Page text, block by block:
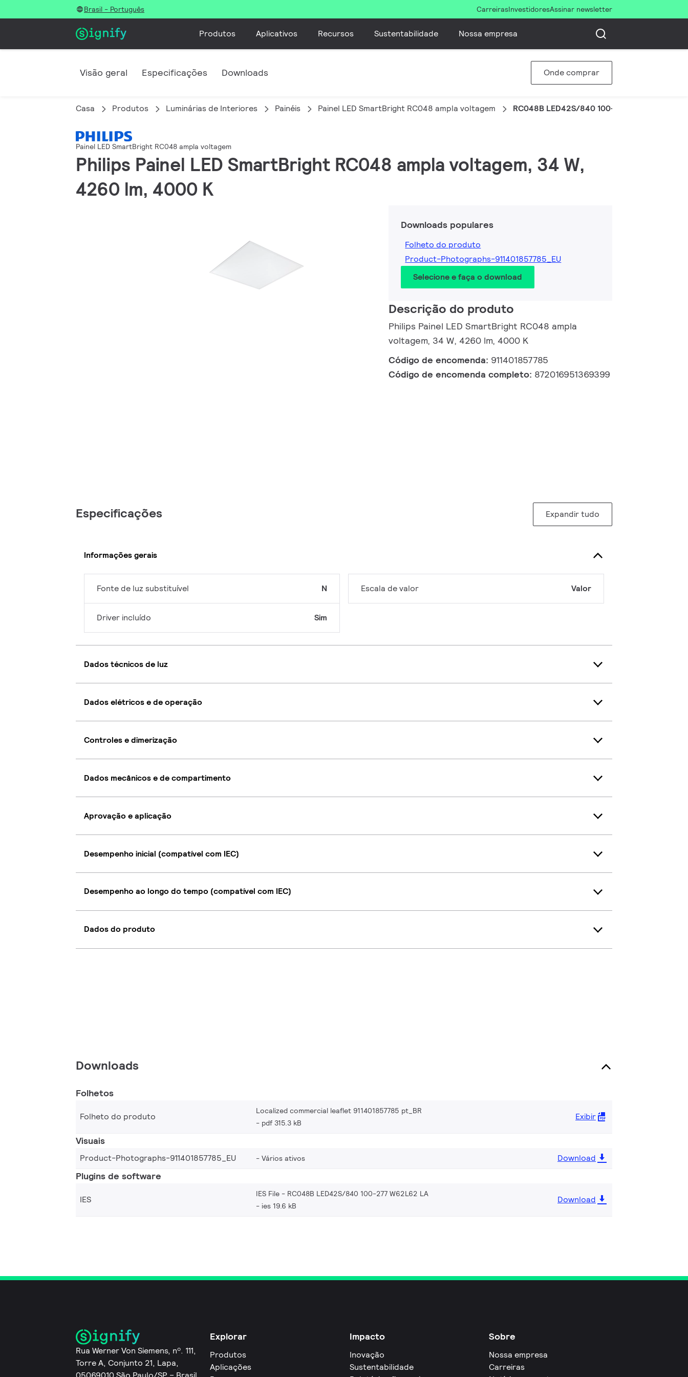
Brasil - Português CarreirasInvestidoresAssinar newsletter
Produtos Aplicativos Recursos Sustentabilidade Nossa empresa
Visão geral Especificações Downloads Onde comprar
Casa Produtos Luminárias de Interiores Painéis Painel LED SmartBright RC048 ampla voltagem RC048B LED42S/840 100-277 W62L62 LA
Painel LED SmartBright RC048 ampla voltagem
Philips Painel LED SmartBright RC048 ampla voltagem, 34 W,
4260 lm, 4000 K
Downloads populares
Folheto do produto
Product-Photographs-911401857785_EU
Selecione e faça o download
Descrição do produto
Philips Painel LED SmartBright RC048 ampla
voltagem, 34 W, 4260 lm, 4000 K
Código de encomenda: 911401857785
Código de encomenda completo: 872016951369399
Especificações Expandir tudo
Informações gerais
Fonte de luz substituível N
Driver incluído Sim
Escala de valor Valor
Dados técnicos de luz
Dados elétricos e de operação
Controles e dimerização
Dados mecânicos e de compartimento
Aprovação e aplicação
Desempenho inicial (compatível com IEC)
Desempenho ao longo do tempo (compatível com IEC)
Dados do produto
Downloads
Folhetos
Folheto do produto
Localized commercial leaflet 911401857785 pt_BR
pdf 315.3 kB
Exibir
Visuais
Product-Photographs-911401857785_EU Vários ativos Download
Plugins de software
IES
IES File - RC048B LED42S/840 100-277 W62L62 LA
ies 19.6 kB
Download
Rua Werner Von Siemens, nº. 111,
Torre A, Conjunto 21, Lapa,
Explorar
Produtos
Aplicações
Impacto
Inovação
Sustentabilidade
Sobre
Nossa empresa
Carreiras